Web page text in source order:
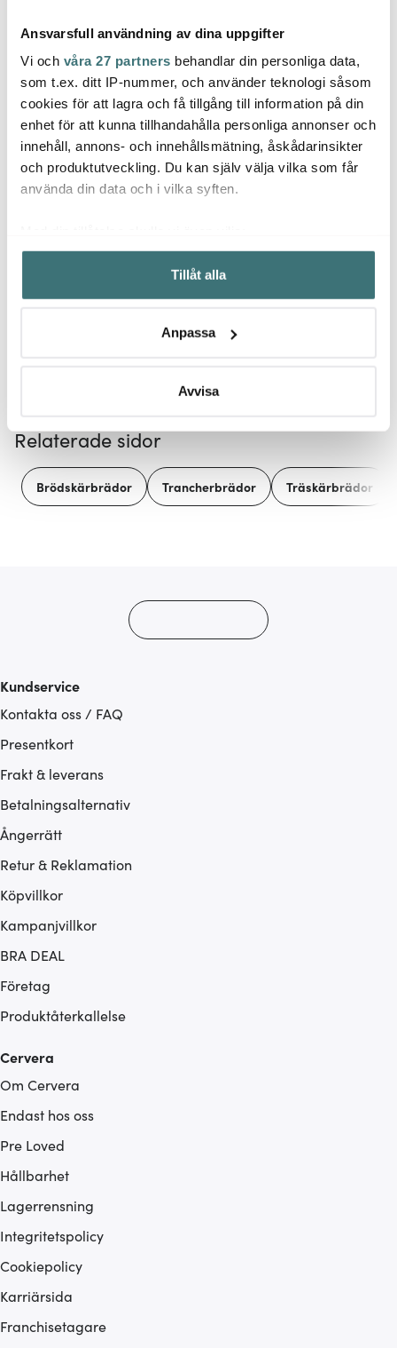
Ansvarsfull användning av dina uppgifter
Vi och våra 27 partners behandlar din personliga data,
som t.ex. ditt IP-nummer, och använder teknologi såsom
cookies för att lagra och få tillgång till information på din
enhet för att kunna tillhandahålla personliga annonser och
innehåll, annons- och innehållsmätning, åskådarinsikter
och produktutveckling. Du kan själv välja vilka som får
använda din data och i vilka syften.
Samla in information om din geografiska plats som
kan ha en noggrannhet på upp till flera meter
Identifiera din enhet genom att aktivt skanna den för
Ta reda på mer om hur dina personliga uppgifter
Du kan ändra eller dra tillbaka ditt samtycke när som
Vi använder cookies för att innehållet och annonserna
ska anpassas efter det som vi tror att du tycker om. Det
gör också att vi kan analysera vår trafik och göra
Tillåt alla
Anpassa
Avvisa
Zwilling
Sorrento Dricksglas 47
cl 2-pack
237 kr 349 kr
Emile Henry
Ugnsform rektangulär
22 cm 0,7 L petrol
439 kr
Låt dig inspireras av våra kunder
Relaterade sidor
Brödskärbrädor Trancherbrädor Träskärbrädor
Kundservice
Kontakta oss / FAQ
Presentkort
Frakt & leverans
Betalningsalternativ
Ångerrätt
Retur & Reklamation
Köpvillkor
Kampanjvillkor
BRA DEAL
Företag
Produktåterkallelse
Cervera
Om Cervera
Endast hos oss
Pre Loved
Hållbarhet
Lagerrensning
Integritetspolicy
Cookiepolicy
Karriärsida
Franchisetagare